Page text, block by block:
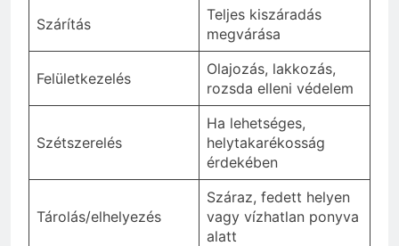
Szárítás
Teljes kiszáradás
megvárása
Felületkezelés
Olajozás, lakkozás,
rozsda elleni védelem
Szétszerelés
Ha lehetséges,
helytakarékosság
érdekében
Tárolás/elhelyezés
Száraz, fedett helyen
vagy vízhatlan ponyva
alatt